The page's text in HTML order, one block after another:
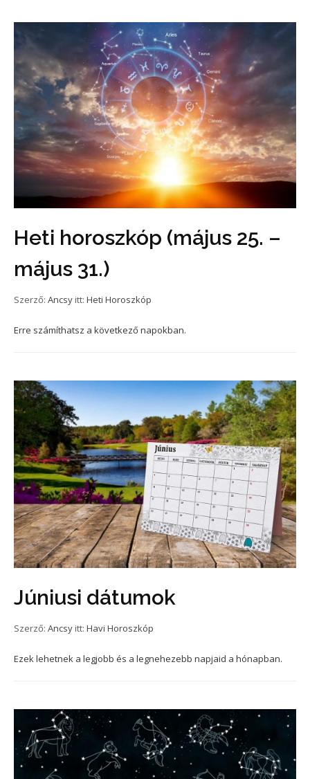
Heti horoszkóp (május 25. –
május 31.)
Szerző: Ancsy itt: Heti Horoszkóp
Erre számíthatsz a következő napokban.
Júniusi dátumok
Szerző: Ancsy itt: Havi Horoszkóp
Ezek lehetnek a legjobb és a legnehezebb napjaid a hónapban.